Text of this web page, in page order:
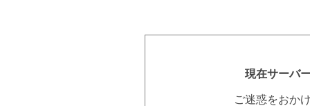
現在サーバ
ご迷惑をおか